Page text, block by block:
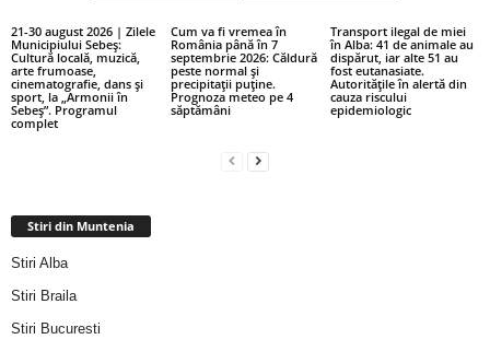
21-30 august 2026 | Zilele
Municipiului Sebeș:
Cultură locală, muzică,
arte frumoase,
cinematografie, dans și
sport, la „Armonii în
Sebeș”. Programul
complet
Cum va fi vremea în
România până în 7
septembrie 2026: Căldură
peste normal și
precipitații puține.
Prognoza meteo pe 4
săptămâni
Transport ilegal de miei
în Alba: 41 de animale au
dispărut, iar alte 51 au
fost eutanasiate.
Autoritățile în alertă din
cauza riscului
epidemiologic
Stiri din Muntenia
Stiri Alba
Stiri Braila
Stiri Bucuresti